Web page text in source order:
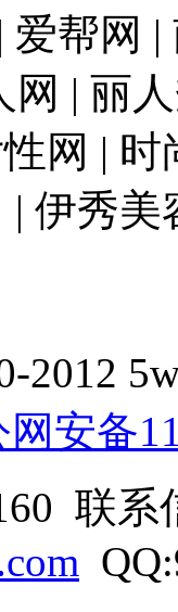
爱帮网
| 丽
网 |
| 伊秀美
2012
安备
联系